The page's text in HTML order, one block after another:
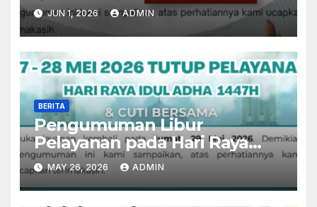
Pancasila
JUN 1, 2026 ADMIN
BERITA
Pengumuman Libur
Pelayanan pada Hari Raya
Idul Adha 1447 H
MAY 26, 2026 ADMIN